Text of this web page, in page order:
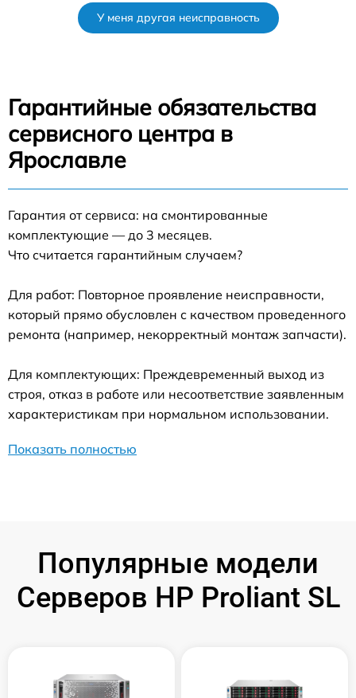
У меня другая неисправность
Гарантийные обязательства
сервисного центра в
Ярославле
Гарантия от сервиса: на смонтированные
комплектующие — до 3 месяцев.
Что считается гарантийным случаем?
Для работ: Повторное проявление неисправности,
который прямо обусловлен с качеством проведенного
ремонта (например, некорректный монтаж запчасти).
Для комплектующих: Преждевременный выход из
строя, отказ в работе или несоответствие заявленным
характеристикам при нормальном использовании.
Показать полностью
Популярные модели
Серверов HP Proliant SL